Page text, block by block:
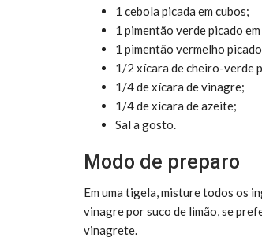
1 cebola picada em cubos;
1 pimentão verde picado
1 pimentão vermelho
1/2 xícara de cheiro-verde
1/4 de xícara de vinagre;
1/4 de xícara de azeite;
Sal a gosto.
Modo de preparo
Em uma tigela, misture todos os
vinagre por suco de limão, se
vinagrete.